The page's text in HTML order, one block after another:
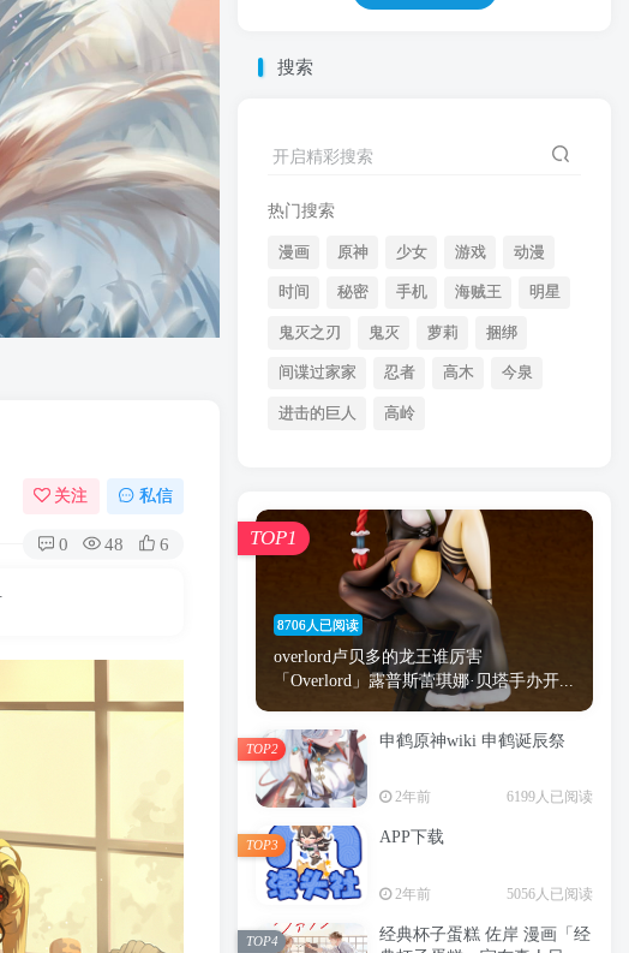
关注 私信
0 48 6
搜索
开启精彩搜索
热门搜索
漫画 原神 少女 游戏 动漫
时间 秘密 手机 海贼王 明星
鬼灭之刃 鬼灭 萝莉 捆绑
间谍过家家 忍者 高木 今泉
进击的巨人 高岭
8706人已阅读
overlord卢贝多的龙王谁厉害
「Overlord」露普斯蕾琪娜·贝塔手办开...
TOP1
申鹤原神wiki 申鹤诞辰祭
2年前 6199人已阅读
TOP2
APP下载
2年前 5056人已阅读
TOP3
经典杯子蛋糕 佐岸 漫画「经
TOP4
英语听力总结，有些话只说给懂的人听。
时间 秘密 手机 海贼王
鬼灭 萝莉 捆绑
间谍过家家 忍者 高木
进击的巨人 高岭
8706人已阅读
overlord卢贝多的龙王谁厉害
「Overlord」露普斯蕾琪娜·贝塔手办开...
TOP1